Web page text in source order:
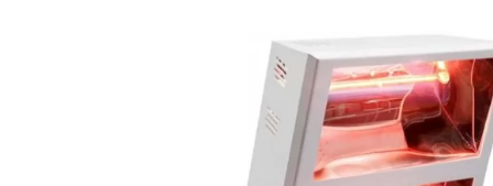
Ventilateur industriel
Ventilateur de chantier
Ventilateur centrifuge
Ventilateur de sol
Ventilateur sur pied
Ventilateur de bureau